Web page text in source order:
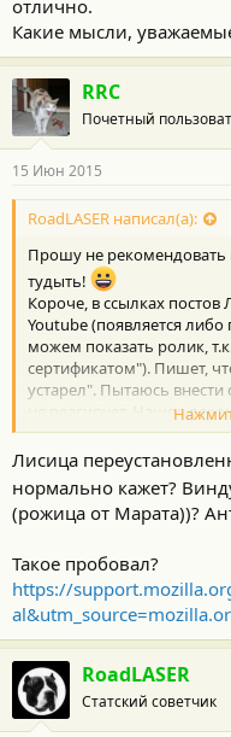
отлично.
Какие мысли,
RRC
Почетный
15 Июн 2015
RoadLASER написал(а):
Прошу не рекомендовать
тудыть!
Короче, в ссылках постов
Youtube (появляется
можем показать ролик,
сертификатом"). Пишет,
устарел". Пытаюсь внести
не реагирует. Нашел
- индейский домик.
хрень? Если напрямую
отлично.
Какие мысли, уважаемые?
Лисица
нормально кажет?
(рожица от Марата))?
Такое пробовал?
https://
RoadLASER
Статский советчик